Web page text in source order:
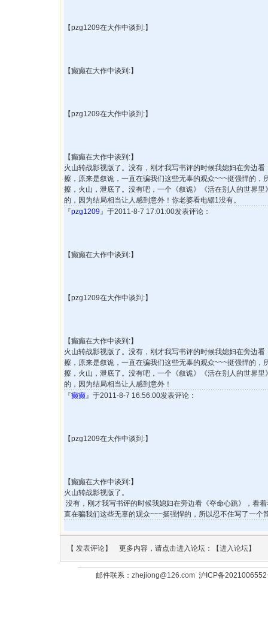
【pzg1209在大作中谈到:】
【癫癫在大作中谈到:】
【pzg1209在大作中谈到:】
【癫癫在大作中谈到:】
火山转战影视版了。没有，刚才我写书评的时候我媳妇在旁边
擦，原来是叙诡，一直在骗我们这些无辜的观众~~~挺强悍的，
擦，火山，泄底了。没有吧，一个《叙诡》《活在别人的世界
的，因为结局相当让人感到意外！你老婆看电锯1没有。
『pzg1209』于2011-8-7 17:01:00发表评论：
【癫癫在大作中谈到:】
【pzg1209在大作中谈到:】
【癫癫在大作中谈到:】
火山转战影视版了。没有，刚才我写书评的时候我媳妇在旁边
擦，原来是叙诡，一直在骗我们这些无辜的观众~~~挺强悍的，
擦，火山，泄底了。没有吧，一个《叙诡》《活在别人的世界
的，因为结局相当让人感到意外！
『癫癫』于2011-8-7 16:56:00发表评论：
【pzg1209在大作中谈到:】
【癫癫在大作中谈到:】
火山转战影视版了。
没有，刚才我写书评的时候我媳妇在旁边看《夺命心跳》，看
直在骗我们这些无辜的观众~~~挺强悍的，所以忍不住写了一个
【 发表评论】 更多内容，请点击进入论坛：【进入论坛】
邮件联系： zhejiong@126.com沪ICP备